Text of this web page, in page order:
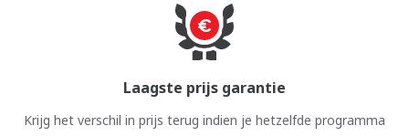
Laagste prijs garantie
Krijg het verschil in prijs terug indien je hetzelfde programma